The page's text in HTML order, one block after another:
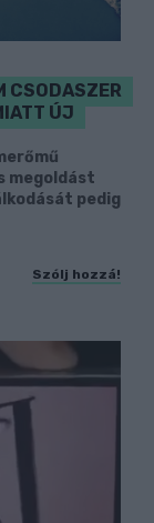
CSODASZER
ÚJ
megoldást
pedig
Szólj hozzá!